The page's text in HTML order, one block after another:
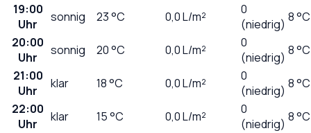
19:00
Uhr
sonnig 23°C 0,0L/m²
0
(niedrig) 8 °C
20:00
Uhr
sonnig 20°C 0,0L/m²
0
(niedrig) 8 °C
21:00
Uhr
klar 18°C 0,0L/m²
0
(niedrig) 8 °C
22:00
Uhr
klar 15°C 0,0L/m²
0
(niedrig) 8 °C